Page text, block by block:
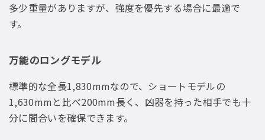
多少重量がありますが、強度を優先する場合に最適で
す。
万能のロングモデル
標準的な全長1,830mmなので、ショートモデルの
1,630mmと比べ200mm長く、凶器を持った相手でも十
分に間合いを確保できます。